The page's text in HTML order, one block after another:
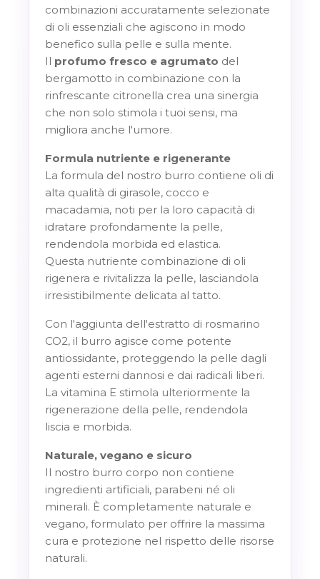
combinazioni accuratamente selezionate
di oli essenziali che agiscono in modo
benefico sulla pelle e sulla mente.
Il profumo fresco e agrumato del
bergamotto in combinazione con la
rinfrescante citronella crea una sinergia
che non solo stimola i tuoi sensi, ma
migliora anche l'umore.
Formula nutriente e rigenerante
La formula del nostro burro contiene oli di
alta qualità di girasole, cocco e
macadamia, noti per la loro capacità di
idratare profondamente la pelle,
rendendola morbida ed elastica.
Questa nutriente combinazione di oli
rigenera e rivitalizza la pelle, lasciandola
irresistibilmente delicata al tatto.
Con l'aggiunta dell'estratto di rosmarino
CO2, il burro agisce come potente
antiossidante, proteggendo la pelle dagli
agenti esterni dannosi e dai radicali liberi.
La vitamina E stimola ulteriormente la
rigenerazione della pelle, rendendola
liscia e morbida.
Naturale, vegano e sicuro
Il nostro burro corpo non contiene
ingredienti artificiali, parabeni né oli
minerali. È completamente naturale e
vegano, formulato per offrire la massima
cura e protezione nel rispetto delle risorse
naturali.